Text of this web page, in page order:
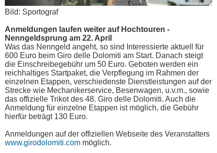
Bild: Sportograf
Anmeldungen laufen weiter auf Hochtouren -
Nenngeldsprung am 22. April
Was das Nenngeld angeht, so sind Interessierte aktuell für
600 Euro beim Giro delle Dolomiti am Start. Danach steigt
die Einschreibegebühr um 50 Euro. Geboten werden ein
reichhaltiges Startpaket, die Verpflegung im Rahmen der
einzelnen Etappen, verschiedenste Dienstleistungen auf der
Strecke wie Mechanikerservice, Besenwagen, u.v.m., sowie
das offizielle Trikot des 48. Giro delle Dolomiti. Auch die
Anmeldung für einzelne Etappen ist möglich, die Gebühr
hierfür beträgt 130 Euro.
Anmeldungen auf der offiziellen Webseite des Veranstalters
www.girodolomiti.com möglich.